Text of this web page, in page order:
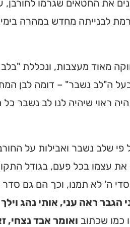
את החטאים שגרמו לחורבן,
לבנייתה מחדש במהרה
מאוד מעצבות, ונכללת
ה"לב נשבר" – דומה לבן
ראוי שיהיה לנו לב נשבר
שלב נשבר ואבילות על
עצמו בכל פעם, בגודל
ה' לא תמנו, וכך הם גם
הגבר ראה עני, אותי נהג
כמו שכתוב ואומר אבד נצחי,